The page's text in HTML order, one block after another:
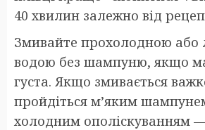
40 хвилин залежно від
Змивайте прохолодною або
водою без шампуню, якщо
густа. Якщо змивається
пройдіться м’яким
холодним ополіскуванням